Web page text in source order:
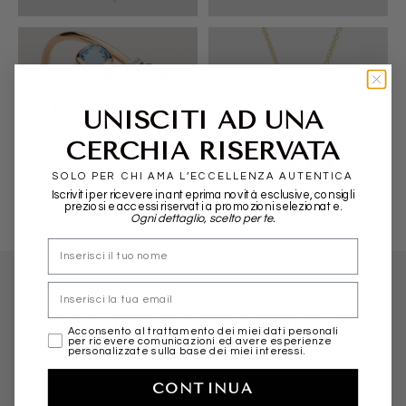
POMELLATO ALIITA
WHAT THEY SAY ABOUT US...
UNISCITI AD UNA
CERCHIA RISERVATA
SOLO PER CHI AMA L’ECCELLENZA AUTENTICA
Iscriviti per ricevere in anteprima novità esclusive, consigli
preziosi e accessi riservati a promozioni selezionate.
Ogni dettaglio, scelto per te.
nome
Email
marketing
Acconsento al trattamento dei miei dati personali
per ricevere comunicazioni ed avere esperienze
personalizzate sulla base dei miei interessi.
CONTINUA